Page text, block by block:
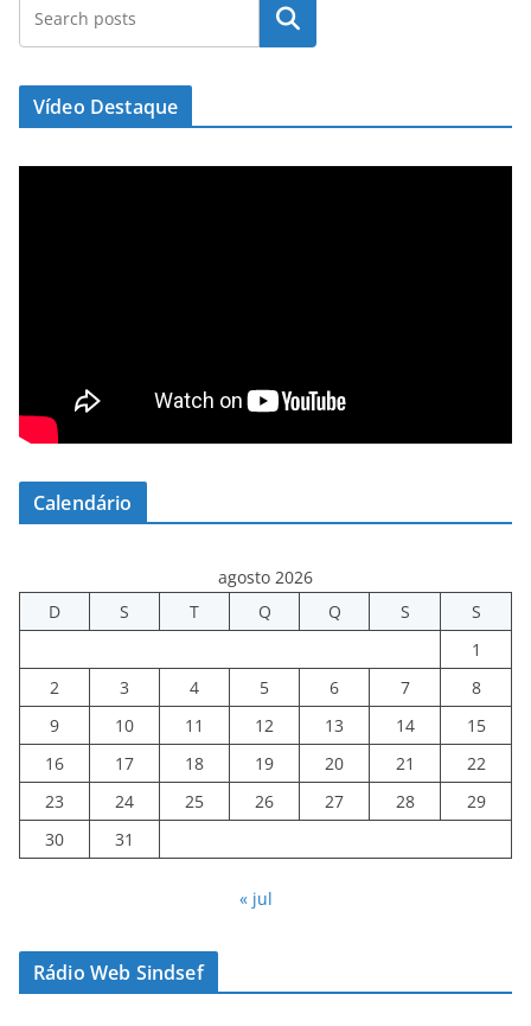
Pesquisar
Vídeo Destaque
Calendário
agosto 2026
D
S T Q Q S
S
1
2
3 4 5 6 7
8
9
10 11 12 13 14
15
16
17 18 19 20 21
22
23
24 25 26 27 28
29
30
31
« jul
Rádio Web Sindsef